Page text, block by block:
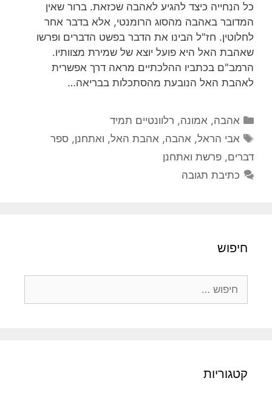
כל הנחייה כיצד להגיע לאהבה שכזאת. ברור שאין
המדובר באהבה מהסוג הרומנטי, אלא בדבר אחר
לחלוטין. חז"ל הבינו את הדבר בפשט הדברים ופרשו
שאהבת האל היא פועל יוצא של שמירת מצוותיו.
הרמב"ם בכתביו ההלכתיים מראה דרך אפשרית
לאהבת האל הנובעת מהסתכלות בבריאה…
קטגוריות
אהבה, אמונה, רלוונטיים תמיד
תגיות
אבי הראל, אהבה, אהבת האל, ואתחנן,ספר
דברים, פרשת ואתחנן
כתיבת תגובה
חיפוש
קטגוריות